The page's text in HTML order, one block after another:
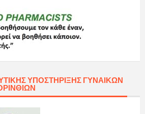
ΥΠΟΣΤΉΡΙΞΗΣ ΓΥΝΑΙΚΏΝ